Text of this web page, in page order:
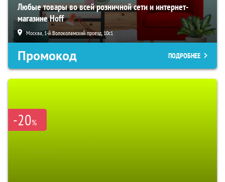
Любые товары во всей розничной сети и интернет-
магазине Hoff
Москва, 1-й Волоколамский проезд, 10с1
Промокод ПОДРОБНЕЕ
-20%